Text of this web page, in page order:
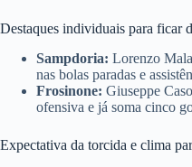
Destaques individuais para ficar
Sampdoria: Lorenzo
nas bolas paradas e
Frosinone: Giuseppe
ofensiva e já soma cinco
Expectativa da torcida e clima